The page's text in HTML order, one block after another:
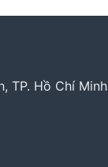
TP. Hồ Chí Minh